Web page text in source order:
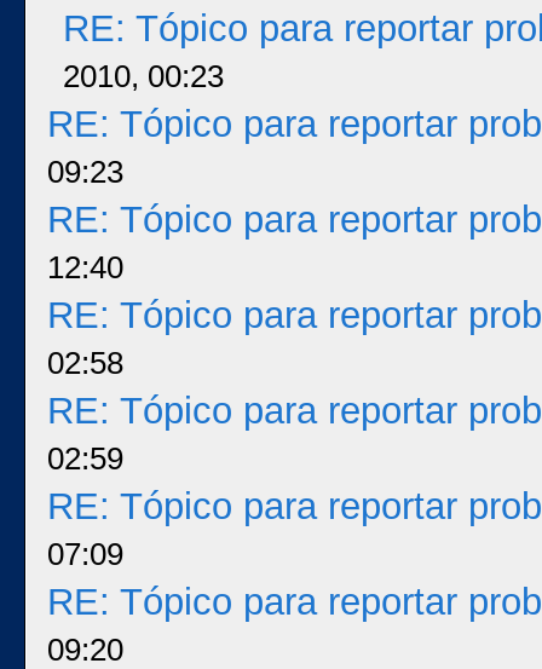
RE: Tópico para reportar
2010, 00:23
RE: Tópico para reportar
09:23
RE: Tópico para reportar
12:40
RE: Tópico para reportar
02:58
RE: Tópico para reportar
02:59
RE: Tópico para reportar
07:09
RE: Tópico para reportar
09:20